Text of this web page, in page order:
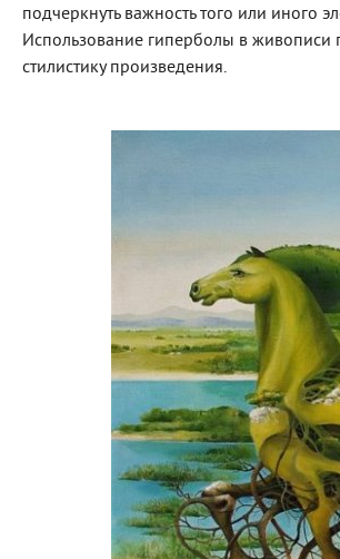
подчеркнуть важность того или иного
Использование гиперболы в живописи
стилистику произведения.